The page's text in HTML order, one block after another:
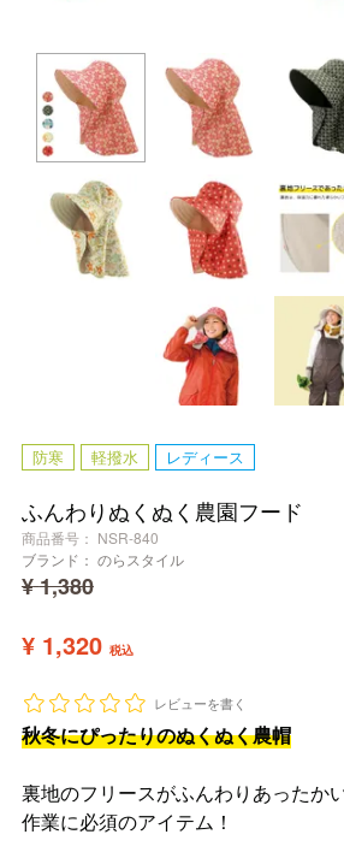
防寒 軽撥水 レディース
ふんわりぬくぬく農園フード
商品番号
NSR-840
ブランド： のらスタイル
¥1,380
¥ 1,320 税込
レビューを書く
秋冬にぴったりのぬくぬく農帽
裏地のフリースがふんわりあったか
作業に必須のアイテム！